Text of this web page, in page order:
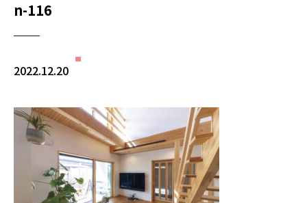
n-116
2022.12.20